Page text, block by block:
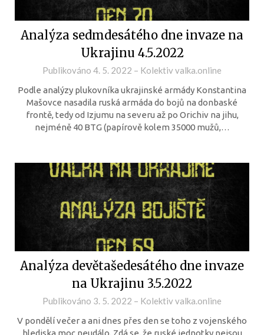
Analýza sedmdesátého dne invaze na
Ukrajinu 4.5.2022
Publikováno 4. 5. 2022 – Kolektiv valka.online
Podle analýzy plukovníka ukrajinské armády Konstantina
Mašovce nasadila ruská armáda do bojů na donbaské
frontě, tedy od Izjumu na severu až po Orichiv na jihu,
nejméně 40 BTG (papírově kolem 35000 mužů,…
Analýza devětašedesátého dne invaze
na Ukrajinu 3.5.2022
Publikováno 3. 5. 2022 – Kolektiv valka.online
V pondělí večer a ani dnes přes den se toho z vojenského
hlediska moc neudálo. Zdá se, že ruské jednotky nejsou